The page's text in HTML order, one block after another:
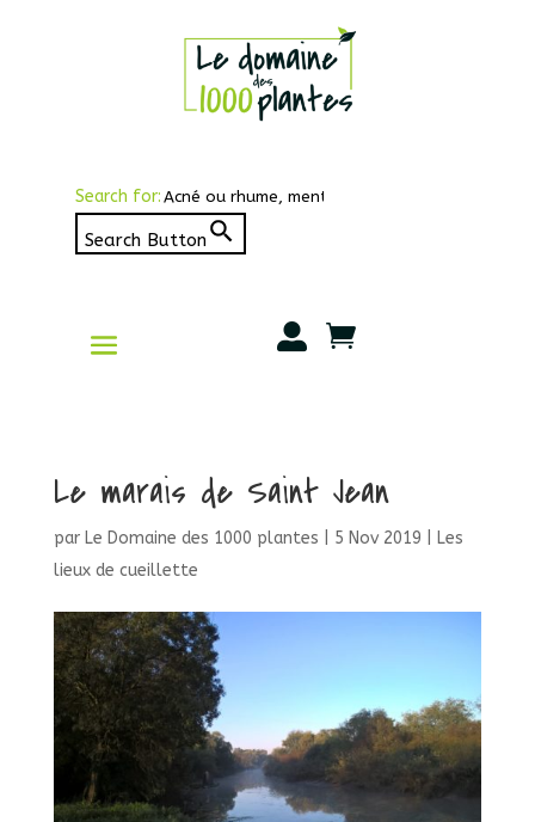
Search for:
Search Button
 
Le marais de Saint Jean
par Le Domaine des 1000 plantes 5 Nov 2019
Les
lieux de cueillette